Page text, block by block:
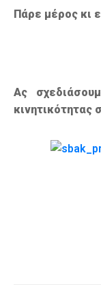
Πάρε μέρος κι
Ας
κινητικότητας